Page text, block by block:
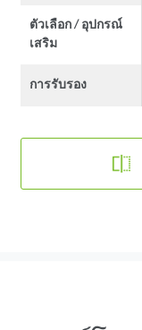
ตัวเลือก / อุปกรณ์
เสริม
การรับรอง